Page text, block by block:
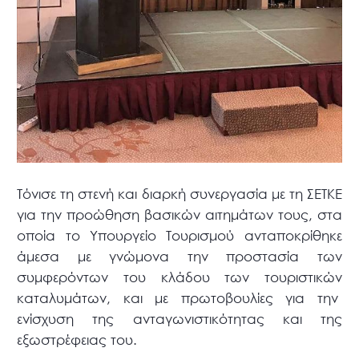
Τόνισε τη στενή και διαρκή συνεργασία με τη ΣΕΤΚΕ
για την προώθηση βασικών αιτημάτων τους, στα
οποία το Υπουργείο Τουρισμού ανταποκρίθηκε
άμεσα με γνώμονα την προστασία των
συμφερόντων του κλάδου των τουριστικών
καταλυμάτων, και με πρωτοβουλίες για την
ενίσχυση της ανταγωνιστικότητας και της
εξωστρέφειας του.